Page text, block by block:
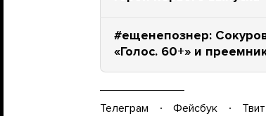
#ещенепознер:
«Голос. 60+» и
Телеграм Фейсбук